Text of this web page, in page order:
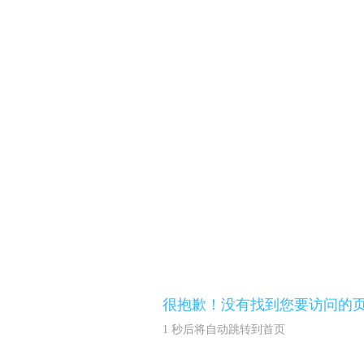
很抱歉！没有找到您要访问的
1 秒后将自动跳转到首页